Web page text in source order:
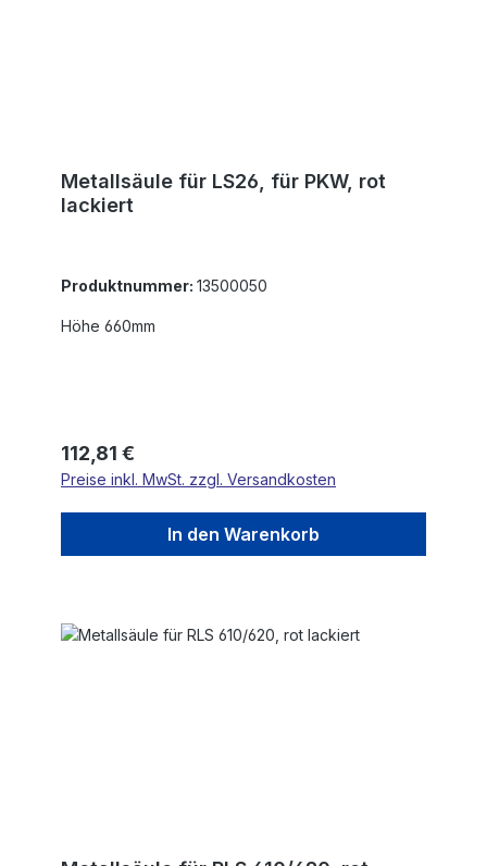
Metallsäule für LS26, für PKW, rot
lackiert
Produktnummer: 13500050
Höhe 660mm
Regulärer Preis:
112,81 €
Preise inkl. MwSt. zzgl. Versandkosten
In den Warenkorb